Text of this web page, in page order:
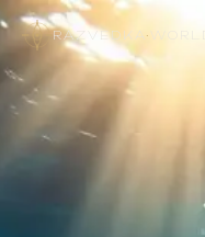
RAZVEDKA·